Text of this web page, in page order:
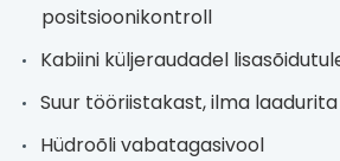
positsioonikontroll
Kabiini küljeraudadel
Suur tööriistakast, ilma
Hüdroõli vabatagasivool